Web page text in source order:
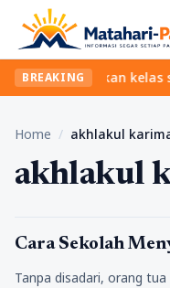
BREAKING
Temukan kelas
Home / akhlakul
akhlakul
Tips
Cara Sekolah
Tanpa disadari, orang